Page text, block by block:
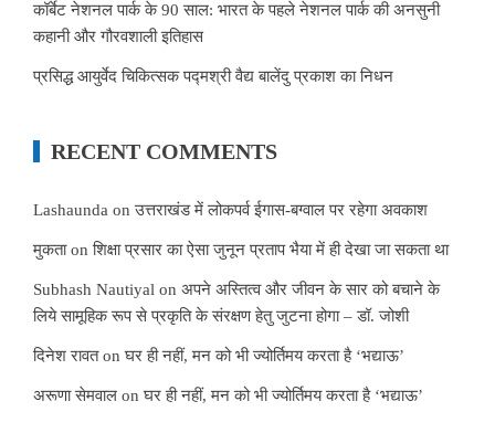
कॉर्बेट नेशनल पार्क के 90 साल: भारत के पहले नेशनल पार्क की अनसुनी
कहानी और गौरवशाली इतिहास
प्रसिद्ध आयुर्वेद चिकित्सक पद्मश्री वैद्य बालेंदु प्रकाश का निधन
RECENT COMMENTS
Lashaunda onउत्तराखंड में लोकपर्व ईगास-बग्वाल पर रहेगा अवकाश
मुकताonशिक्षा प्रसार का ऐसा जुनून प्रताप भैया में ही देखा जा सकता था
Subhash Nautiyal on अपने अस्तित्व और जीवन के सार को बचाने के
लिये सामूहिक रूप से प्रकृति के संरक्षण हेतु जुटना होगा – डॉ. जोशी
दिनेश रावतonघर ही नहीं, मन को भी ज्योर्तिमय करता है ‘भद्याऊ’
अरूणा सेमवाल onघर ही नहीं, मन को भी ज्योर्तिमय करता है ‘भद्याऊ’